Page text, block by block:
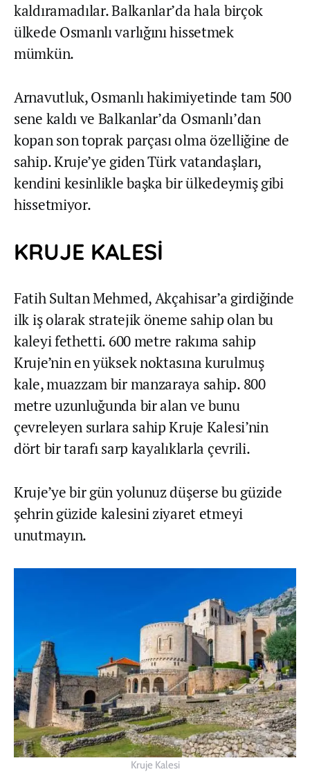
kaldıramadılar. Balkanlar’da hala birçok
ülkede Osmanlı varlığını hissetmek
mümkün.
Arnavutluk, Osmanlı hakimiyetinde tam 500
sene kaldı ve Balkanlar’da Osmanlı’dan
kopan son toprak parçası olma özelliğine de
sahip. Kruje’ye giden Türk vatandaşları,
kendini kesinlikle başka bir ülkedeymiş gibi
hissetmiyor.
KRUJE KALESİ
Fatih Sultan Mehmed, Akçahisar’a girdiğinde
ilk iş olarak stratejik öneme sahip olan bu
kaleyi fethetti. 600 metre rakıma sahip
Kruje’nin en yüksek noktasına kurulmuş
kale, muazzam bir manzaraya sahip. 800
metre uzunluğunda bir alan ve bunu
çevreleyen surlara sahip Kruje Kalesi’nin
dört bir tarafı sarp kayalıklarla çevrili.
Kruje’ye bir gün yolunuz düşerse bu güzide
şehrin güzide kalesini ziyaret etmeyi
unutmayın.
Kruje Kalesi